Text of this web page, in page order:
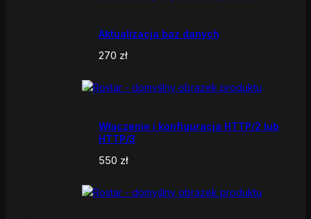
Aktualizacja baz danych
270 zł
Włączenie i konfiguracja HTTP/2 lub
HTTP/3
550 zł